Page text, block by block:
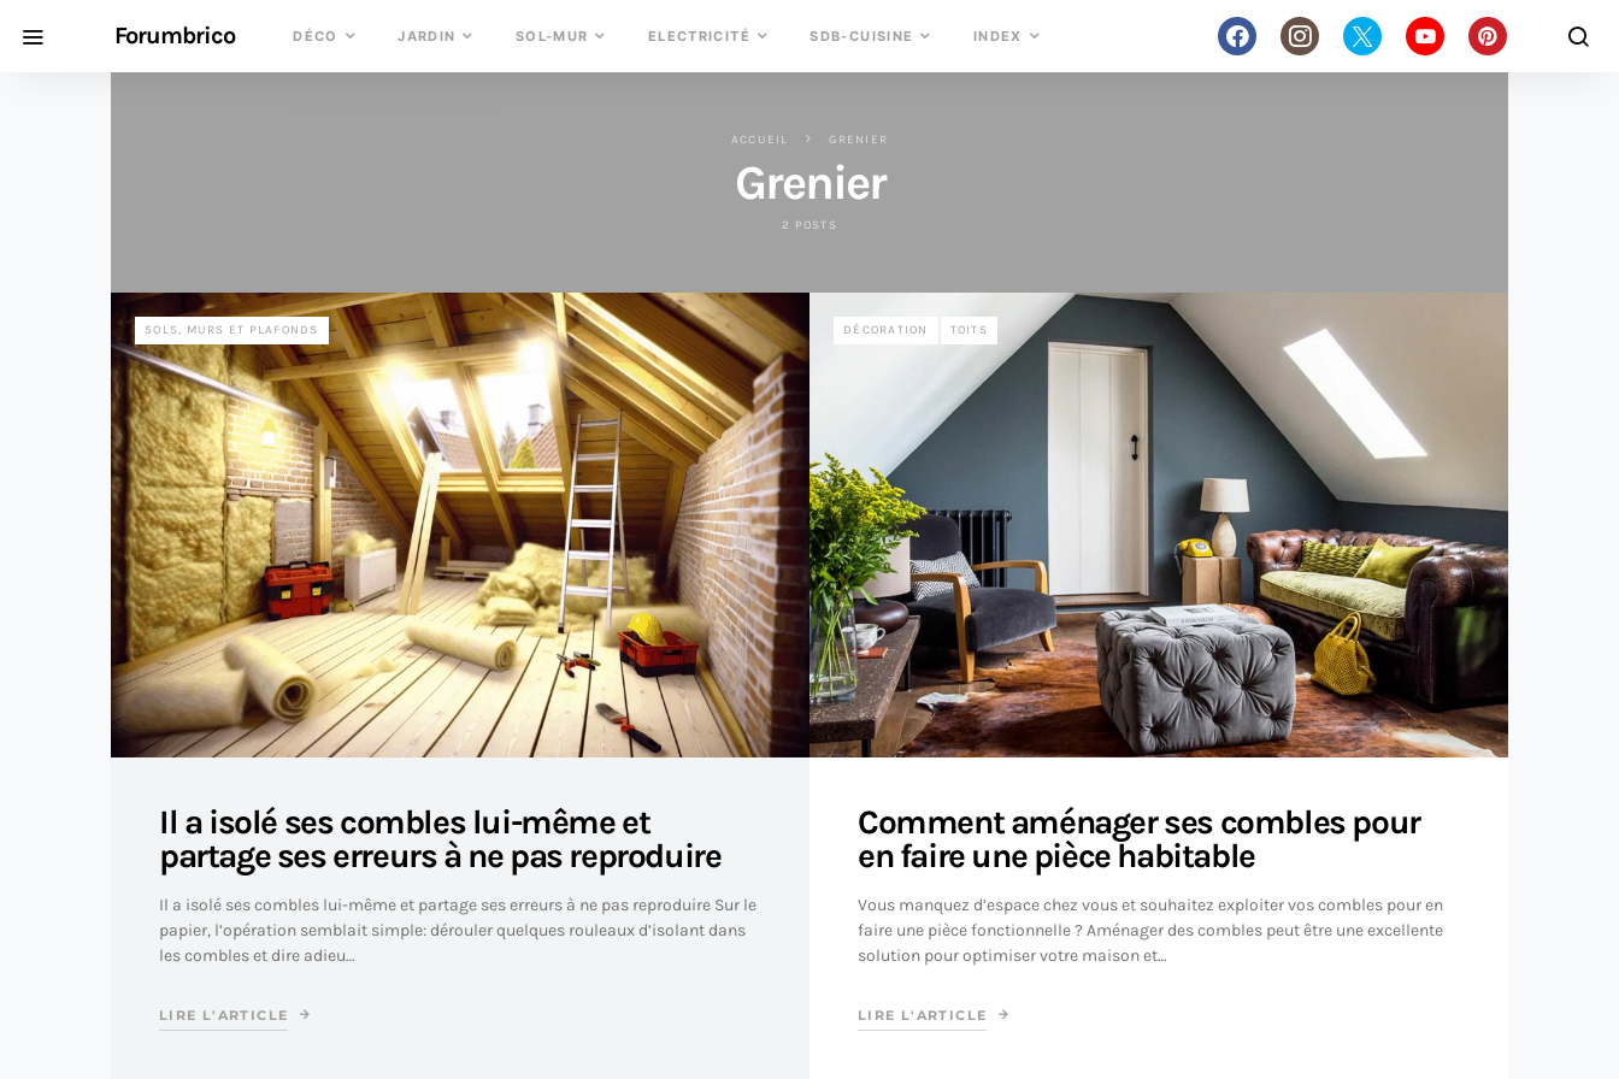
Forumbrico DÉCO JARDIN SOL-MUR ELECTRICITÉ SDB-CUISINE INDEX
ACCUEIL GRENIER
Grenier
2 POSTS
SOLS, MURS ET PLAFONDS
Il a isolé ses combles lui-même et
partage ses erreurs à ne pas reproduire
Il a isolé ses combles lui-même et partage ses erreurs à ne pas reproduire Sur le
papier, l’opération semblait simple: dérouler quelques rouleaux d’isolant dans
les combles et dire adieu…
LIRE L'ARTICLE
DÉCORATION TOITS
Comment aménager ses combles pour
en faire une pièce habitable
Vous manquez d’espace chez vous et souhaitez exploiter vos combles pour en
faire une pièce fonctionnelle ? Aménager des combles peut être une excellente
solution pour optimiser votre maison et…
LIRE L'ARTICLE